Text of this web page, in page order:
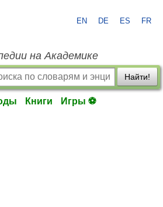
EN DE ES FR
на Академике
Найти!
Книги Игры ⚽